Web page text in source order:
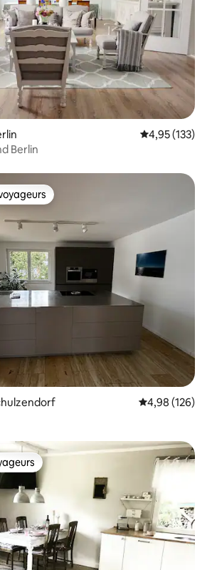
Évaluation
4,95 (133)
Berlin
les plus appréciés
Évaluation
4,98 (126)